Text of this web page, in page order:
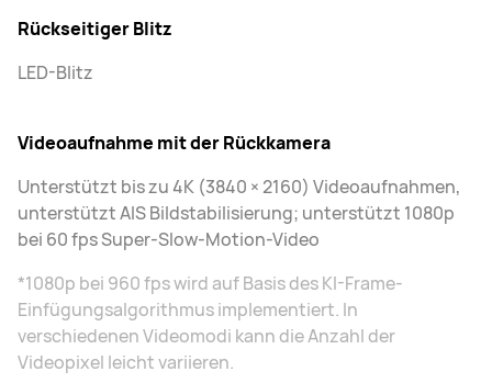
Rückseitiger Blitz
LED-Blitz
Videoaufnahme mit der Rückkamera
Unterstützt bis zu 4K (3840 × 2160) Videoaufnahmen,
unterstützt AIS Bildstabilisierung; unterstützt 1080p
bei 60 fps Super-Slow-Motion-Video
*1080p bei 960 fps wird auf Basis des KI-Frame-
Einfügungsalgorithmus implementiert. In
verschiedenen Videomodi kann die Anzahl der
Videopixel leicht variieren.